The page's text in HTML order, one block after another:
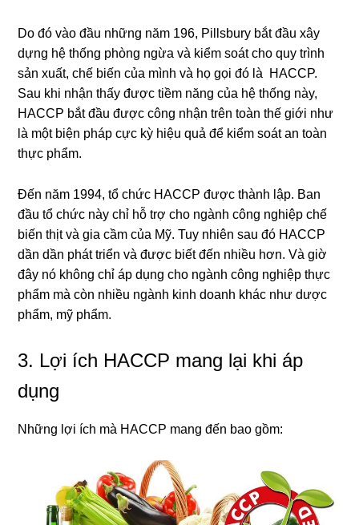
Do đó vào đầu những năm 196, Pillsbury bắt đầu xây
dựng hệ thống phòng ngừa và kiểm soát cho quy trình
sản xuất, chế biến của mình và họ gọi đó là HACCP.
Sau khi nhận thấy được tiềm năng của hệ thống này,
HACCP bắt đầu được công nhận trên toàn thế giới như
là một biện pháp cực kỳ hiệu quả để kiểm soát an toàn
thực phẩm.
Đến năm 1994, tổ chức HACCP được thành lập. Ban
đầu tổ chức này chỉ hỗ trợ cho ngành công nghiệp chế
biến thịt và gia cầm của Mỹ. Tuy nhiên sau đó HACCP
dần dần phát triển và được biết đến nhiều hơn. Và giờ
đây nó không chỉ áp dụng cho ngành công nghiệp thực
phẩm mà còn nhiều ngành kinh doanh khác như dược
phẩm, mỹ phẩm.
3. Lợi ích HACCP mang lại khi áp
dụng
Những lợi ích mà HACCP mang đến bao gồm: